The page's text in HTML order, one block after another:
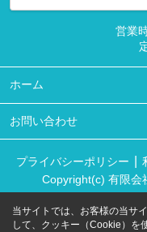
営業
ホーム
お問い合わせ
プライバシーポリシー
Copyright(c) 有限会
当サイトでは、お客様の当サ
して、クッキー（Cookie）を